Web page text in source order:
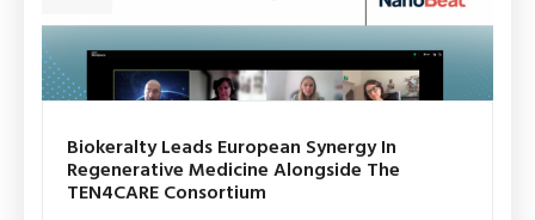
Biokeralty Leads European Synergy In
Regenerative Medicine Alongside The
TEN4CARE Consortium